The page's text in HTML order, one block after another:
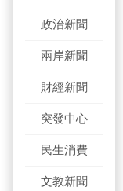
政治新聞
兩岸新聞
財經新聞
突發中心
民生消費
文教新聞